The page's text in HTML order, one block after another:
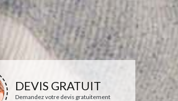
DEVIS GRATUIT
Demandez votre devis gratuitement